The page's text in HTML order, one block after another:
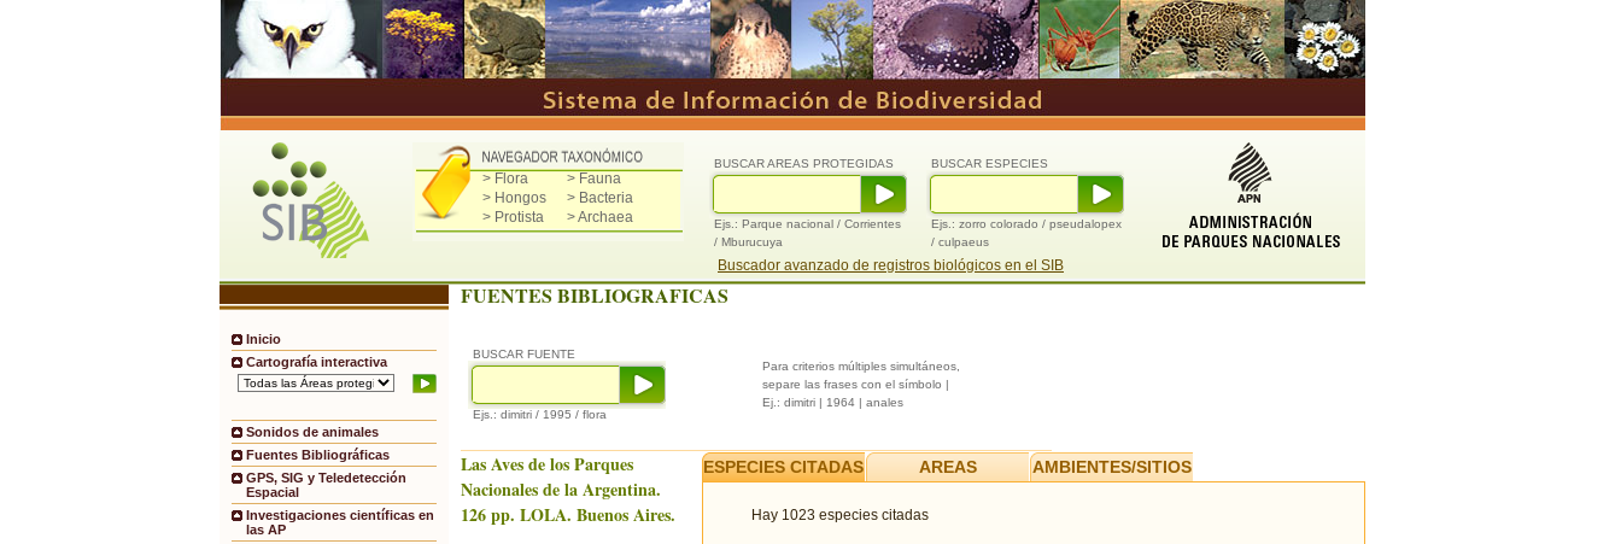
> Flora
> Fauna
> Hongos
> Bacteria
> Protista
> Archaea
BUSCAR ESPECIES
Ejs.: zorro colorado / pseudalopex
/ culpaeus
BUSCAR AREAS PROTEGIDAS
Ejs.: Parque nacional / Corrientes
/ Mburucuya
Buscador avanzado de registros biológicos en el SIB
Inicio
Cartografía interactiva
Sonidos de animales
Fuentes Bibliográficas
GPS, SIG y Teledetección
Espacial
Investigaciones científicas en
las AP
FUENTES BIBLIOGRAFICAS
BUSCAR FUENTE
Ejs.: dimitri / 1995 / flora
Para criterios múltiples simultáneos,
separe las frases con el símbolo |
Ej.: dimitri | 1964 | anales
Las Aves de los Parques
Nacionales de la Argentina.
126 pp. LOLA. Buenos Aires.
ESPECIES CITADAS AREAS AMBIENTES/SITIOS
Hay 1023 especies citadas